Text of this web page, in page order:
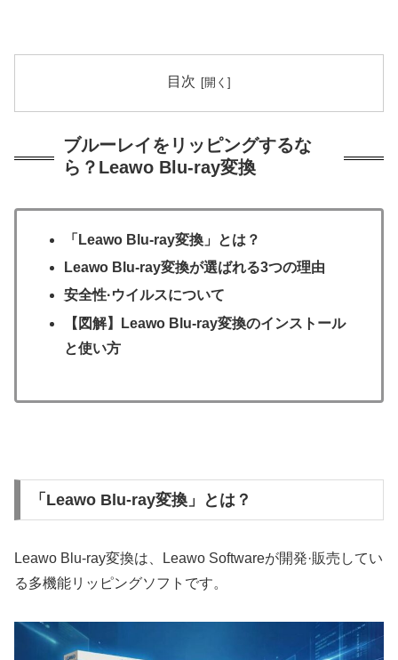
目次
ブルーレイをリッピングするな
ら？Leawo Blu-ray変換
「Leawo Blu-ray変換」とは？
Leawo Blu-ray変換が選ばれる3つの理由
安全性·ウイルスについて
【図解】Leawo Blu-ray変換のインストール
と使い方
「Leawo Blu-ray変換」とは？
Leawo Blu-ray変換は、Leawo Softwareが開発·販売してい
る多機能リッピングソフトです。